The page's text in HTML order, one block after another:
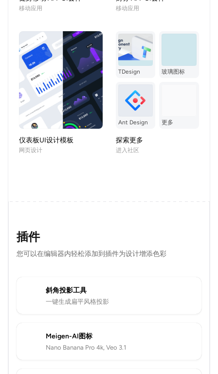
移动应用 移动应用
仪表板UI设计模板
网页设计
TDesign 玻璃图标
Ant Design 更多
探索更多
进入社区
插件
您可以在编辑器内轻松添加到插件为设计增添色彩
斜角投影工具
一键生成扁平风格投影
Meigen-AI图标
Nano Banana Pro 4k, Veo 3.1